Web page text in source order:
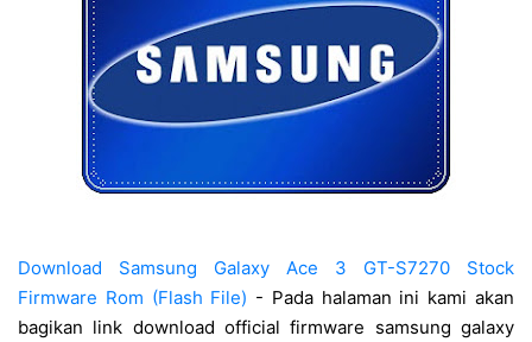
Download Samsung Galaxy Ace 3 GT-S7270 Stock
Firmware Rom (Flash File) - Pada halaman ini kami akan
bagikan link download official firmware samsung galaxy